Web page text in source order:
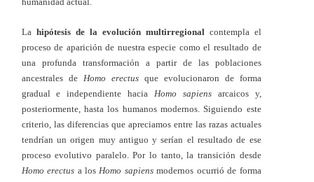
La hipótesis de la evolución multirregionalcontempla el
proceso de aparición de nuestra especie como el resultado de
una profunda transformación a partir de las poblaciones
ancestrales de Homo erectusque evolucionaron de forma
gradual e independiente haciaHomo sapiensarcaicos y,
posteriormente, hasta los humanos modernos. Siguiendo este
criterio, las diferencias que apreciamos entre las razas actuales
tendrían un origen muy antiguo y serían el resultado de ese
proceso evolutivo paralelo. Por lo tanto, la transición desde
Homo erectus a losHomo sapiensmodernos ocurrió de forma